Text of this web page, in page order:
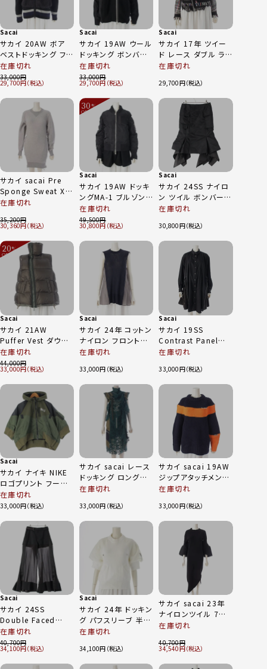
Sacai
サカイ 20AW ボア
ベストドッキング フリ
ース ニット ジャケッ
ト ブルゾン 20-
02399M ブラック 1
在庫切れ
33,000
29,700
Sacai
サカイ 19AW ウール
ドッキング ボンバー
ジャケット ジャケット
19-04579 ブラック
3
在庫切れ
33,000
29,700
Sacai
サカイ 17年 ツイー
ド レース ダブル ライ
ダースジャケット ア
ルチカラー ブラック
2
在庫切れ
29,700
サカイ sacai Pre
Sponge Sweat X
Ma-1 Dress コットン
ス SCW-069 グレー
在庫切れ
35,200
30,360
30%
OFF
Sacai
サカイ 19AW ドッキ
ングMA-1 ブルゾン
ジャケット アウター
19-04713 ブラック
1
在庫切れ
49,500
30,800
Sacai
サカイ 24SS ナイロ
ン ツイル ボンバー
マーメード スカート
ブラック 1
在庫切れ
30,800
20%
OFF
Sacai
サカイ 21AW
Puffer Vest ダウン
ベスト ダウンベスト
SCW-038 カーキ 1
在庫切れ
44,000
33,000
Sacai
サカイ 24年 コットン
ナイロン フロントニ
ット グレンチェック切
ーブ プリーツ チュニ
ック 24-07280 ネイ
ビー×グレー系 3
在庫切れ
33,000
Sacai
サカイ 19SS
Contrast Panel
Dress サイドファスナ
ワンピース ドレス
19-04730 ブラック
在庫切れ
33,000
Sacai
サカイ ナイキ NIKE
ロゴプリント フード
ma1 ブルゾン
DQ9049-325 カー
在庫切れ
33,000
サカイ sacai レース
ドッキング ロングス
カート ノースリーブ
グリーン
在庫切れ
33,000
サカイ sacai 19AW
ジップアタッチメント
ニット セーター 19-
在庫切れ
33,000
Sacai
サカイ 24SS
Double Faced
Pants 切替ベルテッ
ド パンツ ボトムス
24-07216 ブラック
2
在庫切れ
40,700
34,100
Sacai
サカイ 24年 ドッキン
グ パフスリーブ 半袖
ニット トップス MA-1
1
在庫切れ
34,100
サカイ sacai 23年
ナイロンツイル 7分
袖 コットン ニットワ
06676 ブラック 2
在庫切れ
40,700
34,540